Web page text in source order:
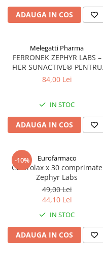
ADAUGA IN COS
Melegatti Pharma
FERRONEK ZEPHYR LABS –
FIER SUNACTIVE® PENTRU
ENERGIE SI IMUNITATE
84,00 Lei
IN STOC
ADAUGA IN COS
-10% Eurofarmaco
Gastrolax x 30 comprimate
Zephyr Labs
49,00 Lei
44,10 Lei
IN STOC
ADAUGA IN COS